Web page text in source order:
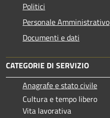
Politici
Personale Amministrativo
Documenti e dati
CATEGORIE DI SERVIZIO
Anagrafe e stato civile
Cultura e tempo libero
Vita lavorativa